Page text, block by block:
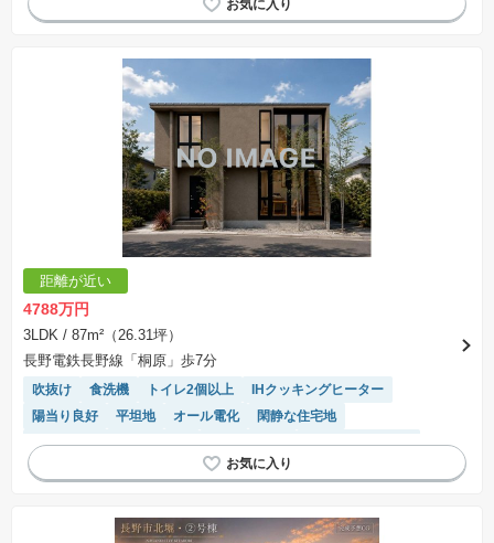
対面キッチン
距離が近い
4788万円
3LDK / 87m²（26.31坪）
長野電鉄長野線「桐原」歩7分
吹抜け 食洗機 トイレ2個以上
IHクッキングヒーター
陽当り良好
平坦地 オール電化
閑静な住宅地
モニター付きインターホン
温水洗浄便座
システムキッチン
対面キッチン